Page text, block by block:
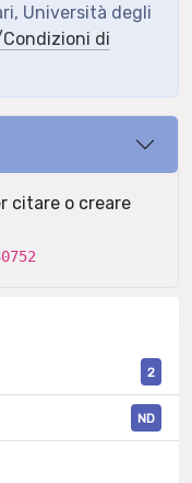
Università degli
di
citare o creare
2
ND